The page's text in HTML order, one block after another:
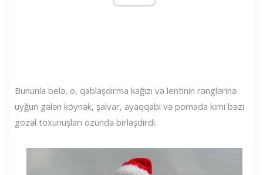
Bununla belə, o, qablaşdırma kağızı və lentinin rənglərinə
uyğun gələn köynək, şalvar, ayaqqabı və pomada kimi bəzi
gözəl toxunuşları özündə birləşdirdi.